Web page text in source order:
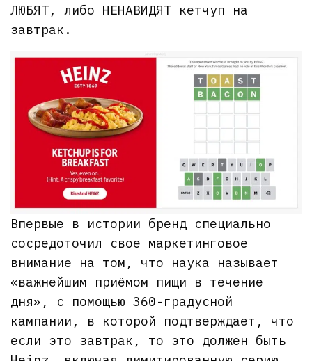
ЛЮБЯТ, либо НЕНАВИДЯТ кетчуп на
завтрак.
Впервые в истории бренд специально
сосредоточил свое маркетинговое
внимание на том, что наука называет
«важнейшим приёмом пищи в течение
дня», с помощью 360-градусной
кампании, в которой подтверждает, что
если это завтрак, то это должен быть